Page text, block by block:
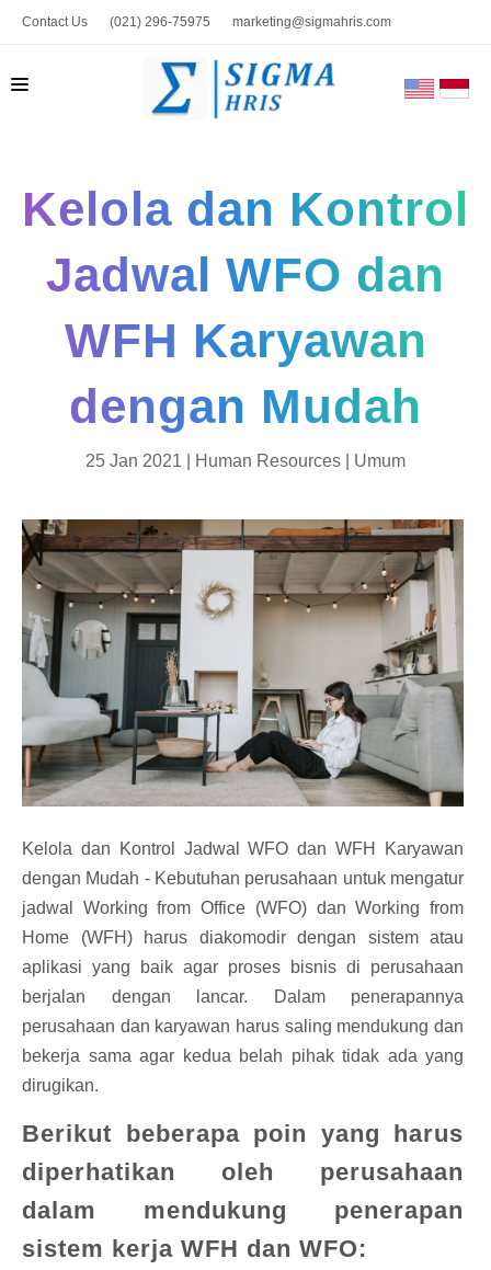
Contact Us (021) 296-75975 marketing@sigmahris.com
PRODUK
HUBUNGI KAMI
Kelola dan Kontrol
Jadwal WFO dan
WFH Karyawan
dengan Mudah
25 Jan 2021 | Human Resources Umum
Kelola dan Kontrol Jadwal WFO dan WFH Karyawan
dengan Mudah - Kebutuhan perusahaan untuk mengatur
jadwal Working from Office (WFO) dan Working from
Home (WFH) harus diakomodir dengan sistem atau
aplikasi yang baik agar proses bisnis di perusahaan
berjalan dengan lancar. Dalam penerapannya
perusahaan dan karyawan harus saling mendukung dan
bekerja sama agar kedua belah pihak tidak ada yang
dirugikan.
Berikut beberapa poin yang harus
diperhatikan oleh perusahaan
dalam mendukung penerapan
sistem kerja WFH dan WFO: